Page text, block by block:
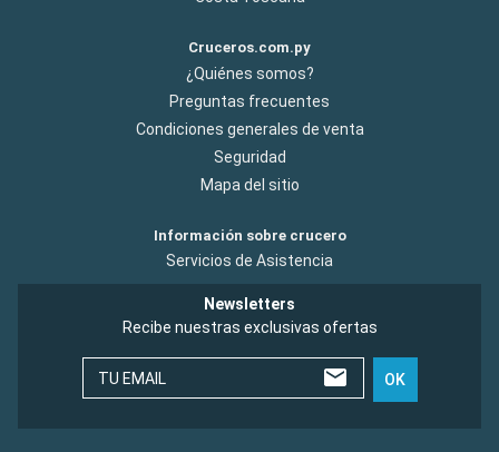
Cruceros.com.py
¿Quiénes somos?
Preguntas frecuentes
Condiciones generales de venta
Seguridad
Mapa del sitio
Información sobre crucero
Servicios de Asistencia
Newsletters
Recibe nuestras exclusivas ofertas
TU EMAIL OK